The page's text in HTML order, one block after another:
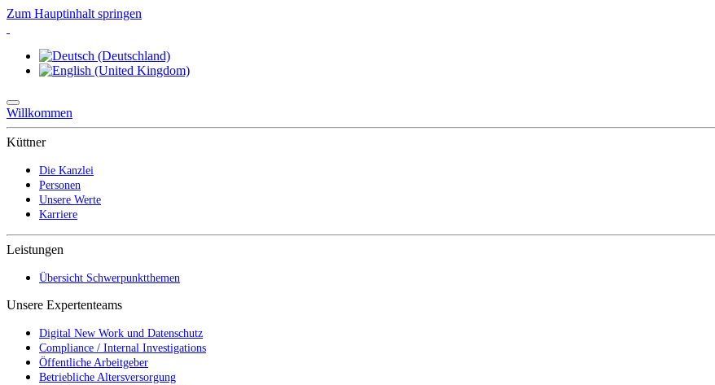
Zum Hauptinhalt springen
Willkommen
Küttner
Die Kanzlei
Personen
Unsere Werte
Karriere
Leistungen
Übersicht Schwerpunktthemen
Unsere Expertenteams
Digital New Work und Datenschutz
Compliance / Internal Investigations
Öffentliche Arbeitgeber
Betriebliche Altersversorgung